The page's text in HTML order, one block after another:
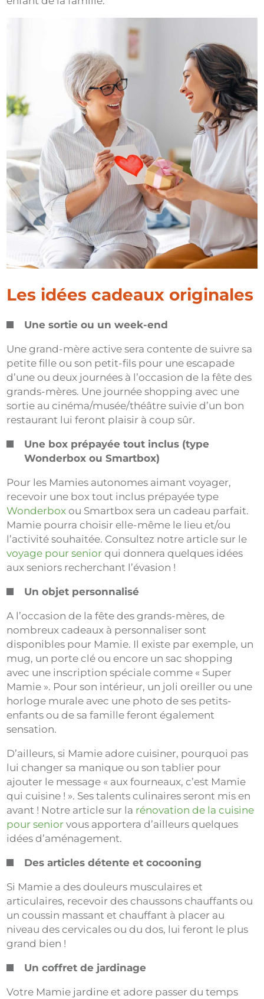
Les idées cadeaux originales
Une sortie ou un week-end
Une grand-mère active sera contente de suivre sa
petite fille ou son petit-fils pour une escapade
d’une ou deux journées à l’occasion de la fête des
grands-mères. Une journée shopping avec une
sortie au cinéma/musée/théâtre suivie d’un bon
restaurant lui feront plaisir à coup sûr.
Une box prépayée tout inclus (type
Wonderbox ou Smartbox)
Pour les Mamies autonomes aimant voyager,
recevoir une box tout inclus prépayée type
Wonderbox ou Smartbox sera un cadeau parfait.
Mamie pourra choisir elle-même le lieu et/ou
l’activité souhaitée. Consultez notre article sur le
voyage pour senior qui donnera quelques idées
aux seniors recherchant l’évasion !
Un objet personnalisé
A l’occasion de la fête des grands-mères, de
nombreux cadeaux à personnaliser sont
disponibles pour Mamie. Il existe par exemple, un
mug, un porte clé ou encore un sac shopping
avec une inscription spéciale comme « Super
Mamie ». Pour son intérieur, un joli oreiller ou une
horloge murale avec une photo de ses petits-
enfants ou de sa famille feront également
sensation.
D’ailleurs, si Mamie adore cuisiner, pourquoi pas
lui changer sa manique ou son tablier pour
ajouter le message « aux fourneaux, c’est Mamie
qui cuisine ! ». Ses talents culinaires seront mis en
avant ! Notre article sur la rénovation de la cuisine
pour senior vous apportera d’ailleurs quelques
idées d’aménagement.
Des articles détente et cocooning
Si Mamie a des douleurs musculaires et
articulaires, recevoir des chaussons chauffants ou
un coussin massant et chauffant à placer au
niveau des cervicales ou du dos, lui feront le plus
grand bien !
Un coffret de jardinage
Votre Mamie jardine et adore passer du temps